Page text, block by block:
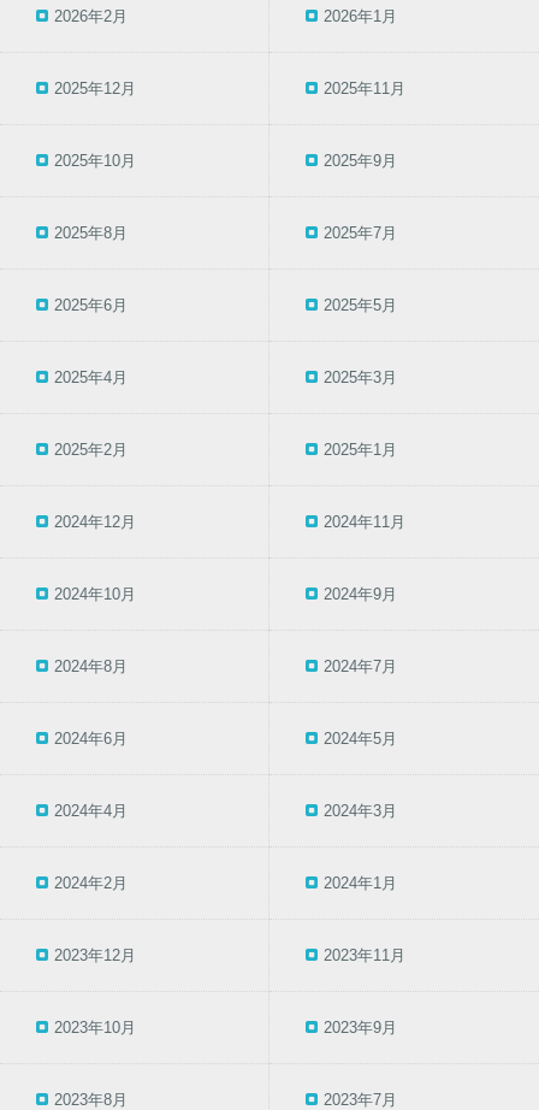
2026年2月 2026年1月
2025年12月 2025年11月
2025年10月 2025年9月
2025年8月 2025年7月
2025年6月 2025年5月
2025年4月 2025年3月
2025年2月 2025年1月
2024年12月 2024年11月
2024年10月 2024年9月
2024年8月 2024年7月
2024年6月 2024年5月
2024年4月 2024年3月
2024年2月 2024年1月
2023年12月 2023年11月
2023年10月 2023年9月
2023年8月 2023年7月